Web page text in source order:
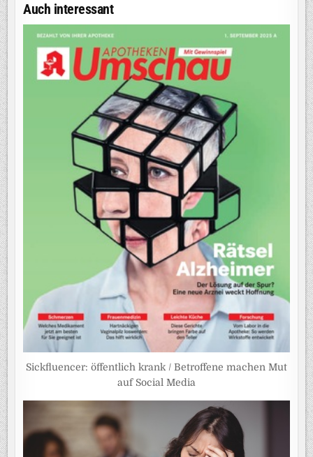
Auch interessant
Sickfluencer: öffentlich krank / Betroffene machen Mut
auf Social Media